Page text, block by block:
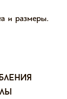
и размеры.